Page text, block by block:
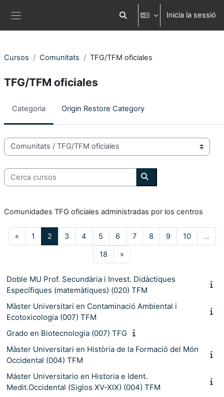
Commuta l'entrada de la cerca
Inicia la sessió
Cursos Comunitats TFG/TFM oficiales
TFG/TFM oficiales
Categoria Origin Restore Category
Categories de Cursos
Cerca cursos
Cerca cursos
Comunidades TFG oficiales administradas por los centros
«Pàgina anterior
1 Pàgina 1
2Pàgina 2
3Pàgina 3
4Pàgina 4
5Pàgina 5
6Pàgina 6
7Pàgina 7
8Pàgina 8
9Pàgina 9
10Pàgina 10
…
18 Pàgina 18
»
Doble MU Prof. Secundària i Invest. Didàctiques
Específiques (matemàtiques) (020) TFM
Màster Universitari en Contaminació Ambiental i
Ecotoxicologia (007) TFM
Grado en Biotecnologia (007) TFG
Màster Universitari en Història de la Formació del Món
Occidental (004) TFM
Máster Universitario en Historia e Ident.
Medit.Occidental (Siglos XV-XIX) (004) TFM